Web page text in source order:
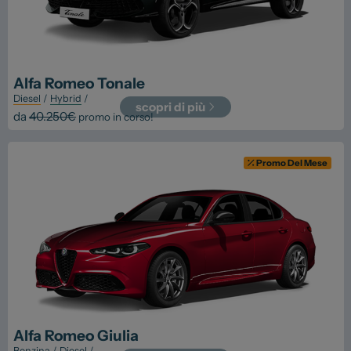
Vendi la tua auto
Convenzioni
Dipendenti Stellantis
Impegno per l’Ambiente
Impegno per il Sociale
Comunità Energetica
News ed Eventi
Alfa RomeoTonale
Diesel / Hybrid /
da40.250€ promo in corso!
scopri di più
Promo Del Mese
Alfa RomeoGiulia